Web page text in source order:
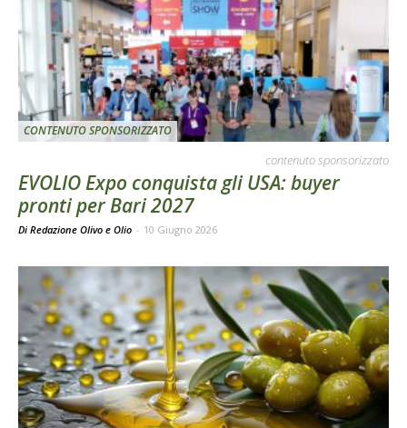
CONTENUTO SPONSORIZZATO
contenuto sponsorizzato
EVOLIO Expo conquista gli USA: buyer
pronti per Bari 2027
Di Redazione Olivo e Olio - 10 Giugno 2026